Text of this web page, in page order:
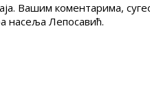
Вашим коментарима,
насеља Лепосавић.